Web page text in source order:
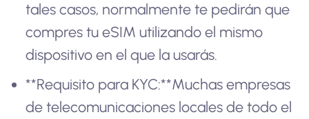
tales casos, normalmente te pedirán que
compres tu eSIM utilizando el mismo
dispositivo en el que la usarás.
**Requisito para KYC:**Muchas empresas
de telecomunicaciones locales de todo el